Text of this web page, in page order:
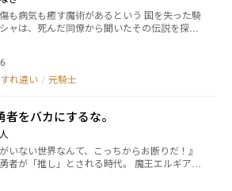
なのは、正しい人に出会えたことだった。
ーガーとコーラを片手に平和な異世界でのん
軽食の女神から授かったチ
ストプレイヤーとして、豪華景品も手に入れ
会いながら、美しく広大な異世界を満喫す
すい文章 ◎ノリが軽い ==========
も病気も癒す魔術があるという 国を失った騎
ャは、死んだ同僚から聞いたその伝説を探し
て困っていたカミルは、サーシャと旅に出る
意する カミルは胸に嘘を抱えて サーシャは何
魔法使いであり医術師
すれ違い / 元騎士
者をバカにするな。
がいない世界なんて、こっちからお断りだ！』
が「推し」とされる時代。 魔王エルギア